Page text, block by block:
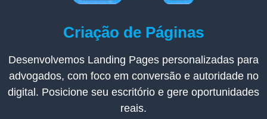
Criação de Páginas
Desenvolvemos Landing Pages personalizadas para
advogados, com foco em conversão e autoridade no
digital. Posicione seu escritório e gere oportunidades
reais.